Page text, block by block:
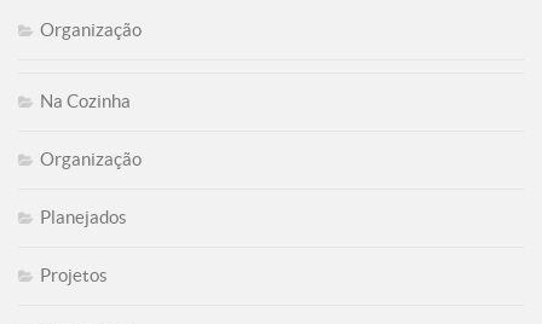
Organização
Na Cozinha
Organização
Planejados
Projetos